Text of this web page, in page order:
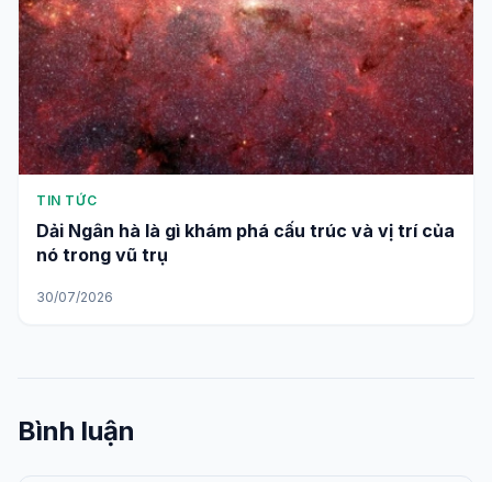
TIN TỨC
Dải Ngân hà là gì khám phá cấu trúc và vị trí của
nó trong vũ trụ
30/07/2026
Bình luận